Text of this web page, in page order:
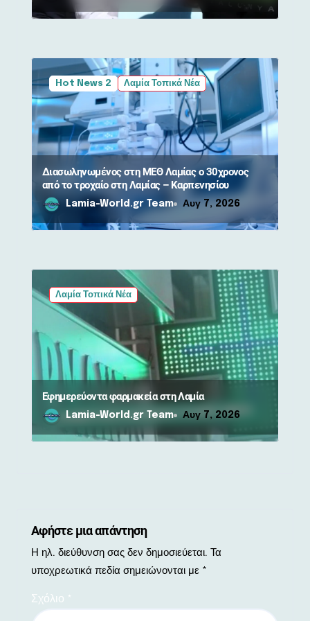
Hot News 2 Λαμία Τοπικά Νέα
Διασωληνωμένος στη ΜΕΘ Λαμίας ο 30χρονος
από το τροχαίο στη Λαμίας – Καρπενησίου
Lamia-World.gr Team Αυγ 7, 2026
Λαμία Τοπικά Νέα
Εφημερεύοντα φαρμακεία στη Λαμία
Lamia-World.gr Team Αυγ 7, 2026
Αφήστε μια απάντηση
Η ηλ. διεύθυνση σας δεν δημοσιεύεται. Τα
υποχρεωτικά πεδία σημειώνονται με *
Σχόλιο *